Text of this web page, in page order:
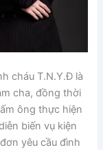
cháu T.N.Y.Đ là
cha, đồng thời
ông thực hiện
biến vụ kiện
yêu cầu đình